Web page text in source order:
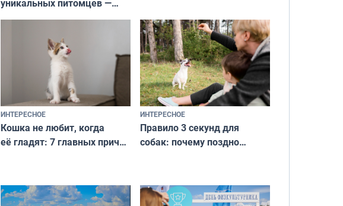
уникальных питомцев —
национальные сокровища
и характером
и актуально в любой сезон
ИНТЕРЕСНОЕ
Кошка не любит, когда
её гладят: 7 главных причин
независимому питомцу
ИНТЕРЕСНОЕ
Правило 3 секунд для
собак: почему поздно
питомцу всё сразу и без
криков